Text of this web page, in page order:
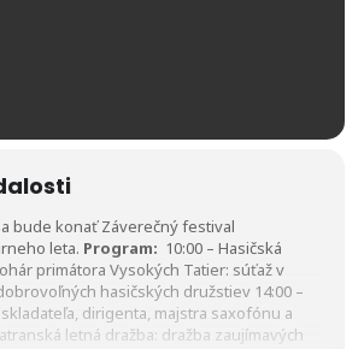
bude konať Záverečný festival
leta. Program: 10:00 – Hasičská
primátora Vysokých Tatier: súťaž v
hasičských družstiev 14:00 –
dirigenta, majstra saxofónu a
letná dražba: dražba zaujímavých